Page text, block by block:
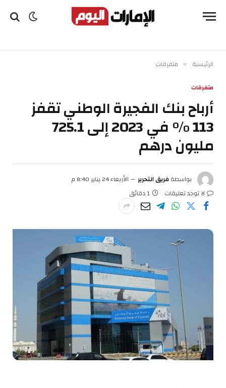
الرئيسية » متفرقات
متفرقات
أرباح بنك الفجيرة الوطني تقفز
113 % في 2023 إلى 725.1
مليون درهم
بواسطةفريق التحرير
الأربعاء 24 يناير 8:40 م
لا توجد تعليقات
1 دقائق